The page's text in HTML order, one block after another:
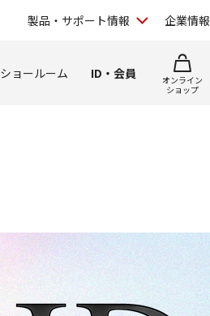
製品・サポート情報 企業情報
ショールーム ID・会員
オンライン
ショップ